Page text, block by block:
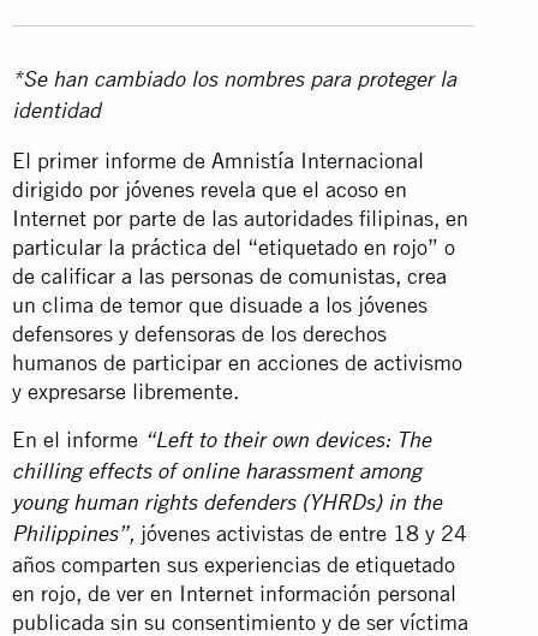
*Se han cambiado los nombres para proteger la
identidad
El primer informe de Amnistía Internacional
dirigido por jóvenes revela que el acoso en
Internet por parte de las autoridades filipinas, en
particular la práctica del “etiquetado en rojo” o
de calificar a las personas de comunistas, crea
un clima de temor que disuade a los jóvenes
defensores y defensoras de los derechos
humanos de participar en acciones de activismo
y expresarse libremente.
En el informe “Left to their own devices: The
chilling effects of online harassment among
young human rights defenders (YHRDs) in the
Philippines”, jóvenes activistas de entre 18 y 24
años comparten sus experiencias de etiquetado
en rojo, de ver en Internet información personal
publicada sin su consentimiento y de ser víctima